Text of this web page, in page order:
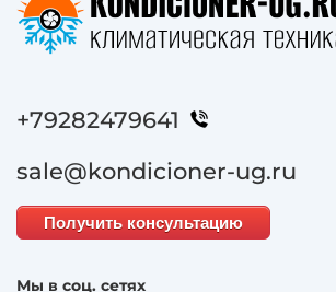
+79282479641
sale@kondicioner-ug.ru
Получить консультацию
Мы в соц. сетях